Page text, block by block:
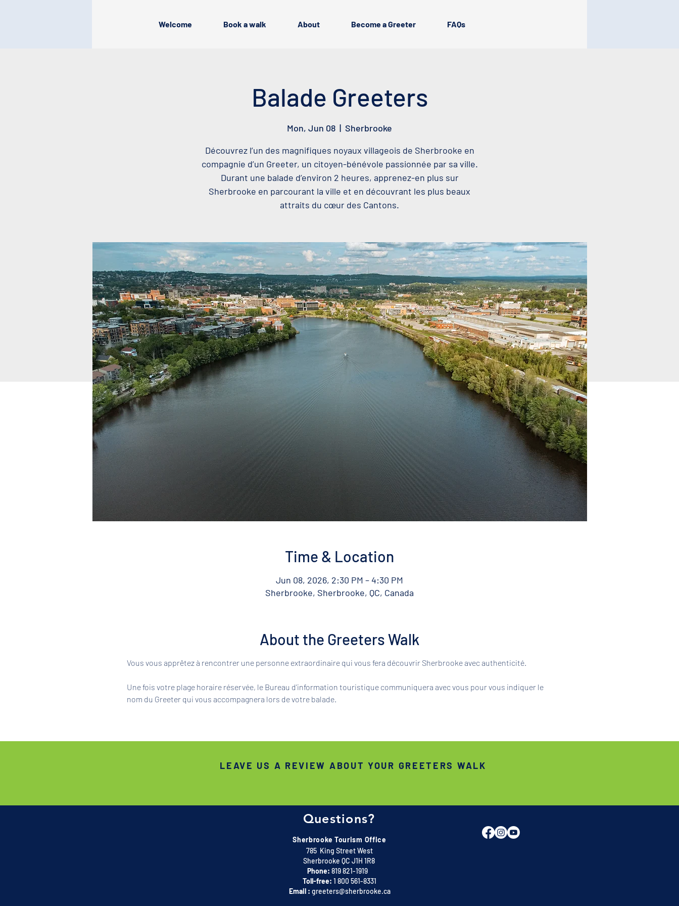
Welcome Book a walk About Become a Greeter FAQs
Balade Greeters
Mon, Jun 08
  |
Sherbrooke
Découvrez l’un des magnifiques noyaux villageois de Sherbrooke en
compagnie d’un Greeter, un citoyen-bénévole passionnée par sa ville.
Durant une balade d’environ 2 heures, apprenez-en plus sur
Sherbrooke en parcourant la ville et en découvrant les plus beaux
attraits du cœur des Cantons.
Time & Location
Jun 08, 2026, 2:30 PM – 4:30 PM
Sherbrooke, Sherbrooke, QC, Canada
About the Greeters Walk
Vous vous apprêtez à rencontrer une personne extraordinaire qui vous fera découvrir Sherbrooke avec authenticité.
Une fois votre plage horaire réservée, le Bureau d'information touristique communiquera avec vous pour vous indiquer le
nom du Greeter qui vous accompagnera lors de votre balade.
Questions?
Sherbrooke Tourism Office
785 King Street West
Sherbrooke QC J1H 1R8
Phone: 819 821-1919
Toll-free: 1 800 561-8331
Email : greeters@sherbrooke.ca
LEAVE US A REVIEW ABOUT YOUR GREETERS WALK